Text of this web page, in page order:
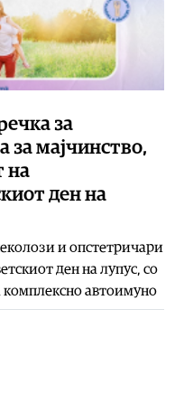
за
за мајчинство,
на
ден на
и опстетричари
ден на лупус, со
комплексно автоимуно